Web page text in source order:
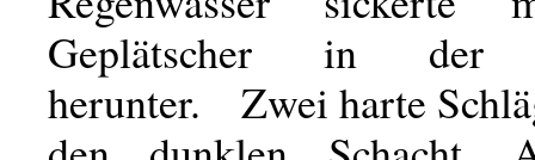
Geplätscher in der
herunter. Zwei harte